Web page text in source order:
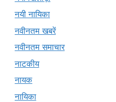
नयी नायिका
नवीनतम खबरें
नवीनतम समाचार
नाटकीय
नायक
नायिका